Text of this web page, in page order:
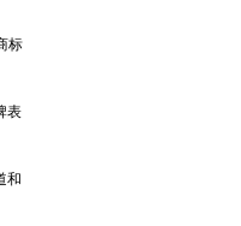
标
表
和